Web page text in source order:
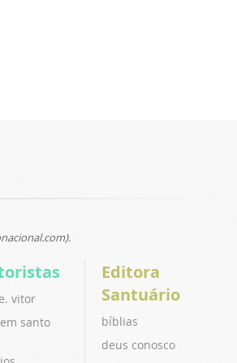
vitor
santo
Editora
Santuário
bíblias
deus conosco